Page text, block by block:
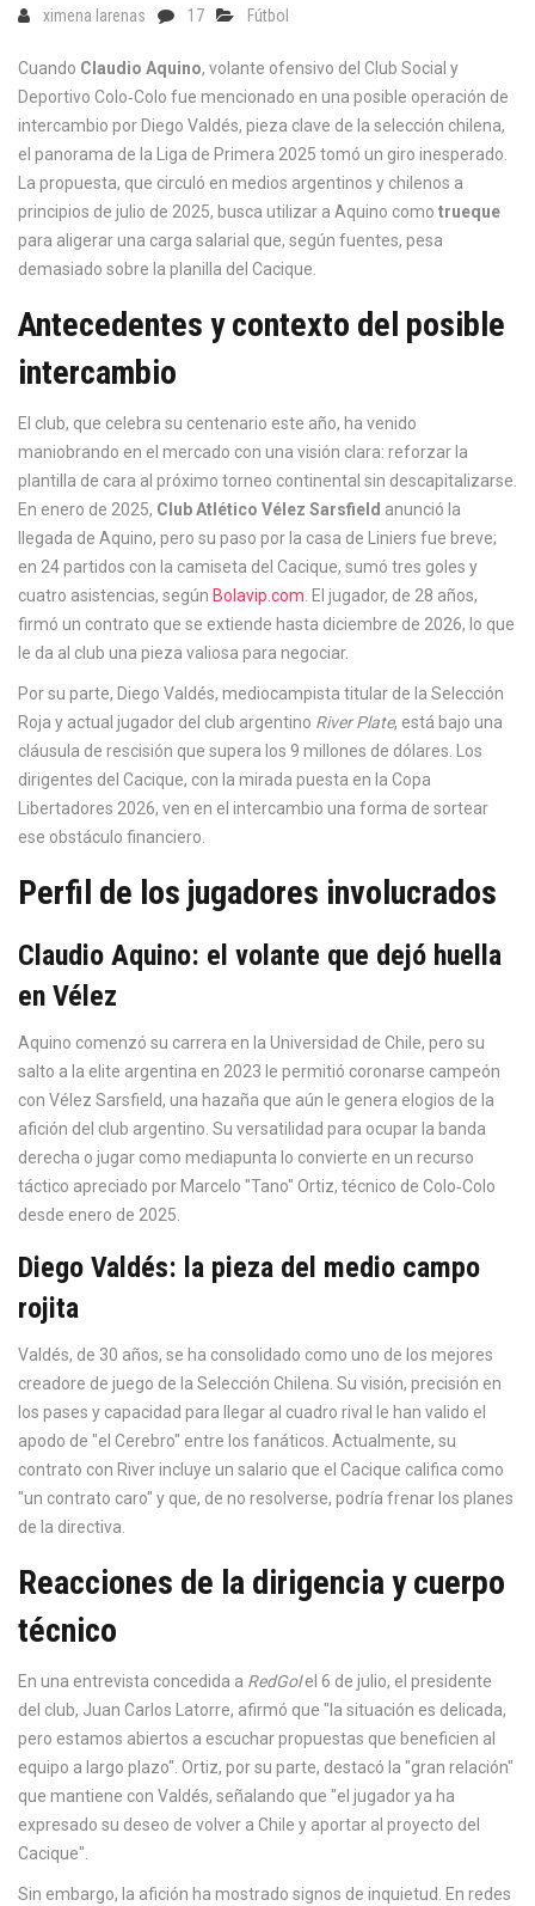
ximena larenas 17 Fútbol
Cuando Claudio Aquino, volante ofensivo del Club Social y
Deportivo Colo‑Colo fue mencionado en una posible operación de
intercambio por Diego Valdés, pieza clave de la selección chilena,
el panorama de la
Liga de Primera 2025 tomó un giro inesperado.
La propuesta, que circuló en medios argentinos y chilenos a
principios de julio de 2025, busca utilizar a Aquino como trueque
para aligerar una carga salarial que, según fuentes, pesa
demasiado sobre la planilla del Cacique.
Antecedentes y contexto del posible
intercambio
El club, que celebra su centenario este año, ha venido
maniobrando en el mercado con una visión clara: reforzar la
plantilla de cara al próximo torneo continental sin descapitalizarse.
En enero de 2025, Club Atlético Vélez Sarsfield anunció la
llegada de Aquino, pero su paso por la casa de Liniers fue breve;
en 24 partidos con la camiseta del Cacique, sumó tres goles y
cuatro asistencias, según Bolavip.com . El jugador, de 28 años,
firmó un contrato que se extiende hasta diciembre de 2026, lo que
le da al club una pieza valiosa para negociar.
Por su parte, Diego Valdés, mediocampista titular de la Selección
Roja y actual jugador del club argentino River Plate, está bajo una
cláusula de rescisión que supera los 9 millones de dólares. Los
dirigentes del Cacique, con la mirada puesta en la Copa
Libertadores 2026, ven en el intercambio una forma de sortear
ese obstáculo financiero.
Perfil de los jugadores involucrados
Claudio Aquino: el volante que dejó huella
en Vélez
Aquino comenzó su carrera en la Universidad de Chile, pero su
salto a la elite argentina en 2023 le permitió coronarse campeón
con Vélez Sarsfield, una hazaña que aún le genera elogios de la
afición del club argentino. Su versatilidad para ocupar la banda
derecha o jugar como mediapunta lo convierte en un recurso
táctico apreciado por Marcelo "Tano" Ortiz, técnico de Colo‑Colo
desde enero de 2025.
Diego Valdés: la pieza del medio campo
rojita
Valdés, de 30 años, se ha consolidado como uno de los mejores
creadore de juego de la Selección Chilena. Su visión, precisión en
los pases y capacidad para llegar al cuadro rival le han valido el
apodo de "el Cerebro" entre los fanáticos. Actualmente, su
contrato con River incluye un salario que el Cacique califica como
"un contrato caro" y que, de no resolverse, podría frenar los planes
de la directiva.
Reacciones de la dirigencia y cuerpo
técnico
En una entrevista concedida a RedGolel 6 de julio, el presidente
del club, Juan Carlos Latorre, afirmó que "la situación es delicada,
pero estamos abiertos a escuchar propuestas que beneficien al
equipo a largo plazo". Ortiz, por su parte, destacó la "gran relación"
que mantiene con Valdés, señalando que "el jugador ya ha
expresado su deseo de volver a Chile y aportar al proyecto del
Cacique".
Sin embargo, la afición ha mostrado signos de inquietud. En redes